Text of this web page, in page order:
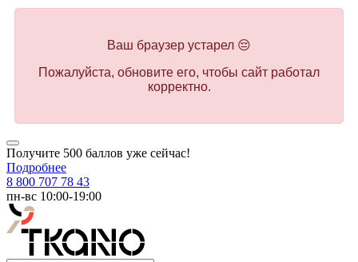
Ваш браузер устарел 😔
Пожалуйста, обновите его, чтобы сайт работал
корректно.
Получите 500 баллов уже сейчас!
Подробнее
8 800 707 78 43
пн-вс 10:00-19:00